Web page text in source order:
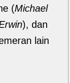
(Michael
), dan
lain